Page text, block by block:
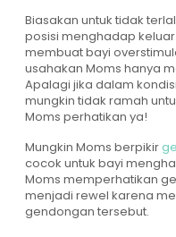
Biasakan untuk tidak
posisi menghadap
membuat bayi
usahakan Moms hanya
Apalagi jika dalam
mungkin tidak ramah
Moms perhatikan ya!
Mungkin Moms berpikir
cocok untuk bayi
Moms memperhatikan
menjadi rewel karena
gendongan tersebut.